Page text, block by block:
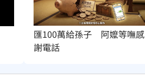
匯100萬給孫子　阿嬤等嘸感
謝電話